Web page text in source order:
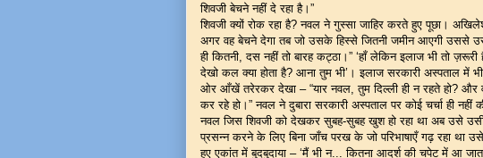
शिवजी बेचने नहीं दे रहा है।”
शिवजी क्यों रोक रहा है? नवल ने गुस्सा जाहिर करते हुए पूछा।
अगर वह बेचने देगा तब जो उसके हिस्से जितनी जमीन आएगी उससे
ही कितनी, दस नहीं तो बारह कट्ठा।” ‘हाँ लेकिन इलाज भी तो
देखो कल क्या होता है? आना तुम भी’। इलाज सरकारी अस्पताल
ओर आँखें तरेरकर देखा – “यार नवल, तुम दिल्ली ही न रहते हो?
कर रहे हो।” नवल ने दुबारा सरकारी अस्पताल पर कोई चर्चा ही नहीं
नवल जिस शिवजी को देखकर सुबह-सुबह खुश हो रहा था अब उसे
प्रसन्न करने के लिए बिना जाँच परख के जो परिभाषाएँ गढ़ रहा
हुए एकांत में बुदबुदाया – ‘मैं भी न... कितना आदर्श की चपेट में आ